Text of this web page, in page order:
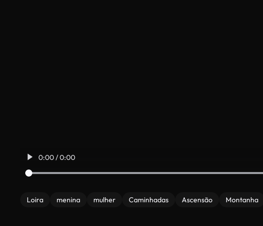
0:00 / 0:00
Loira menina mulher Caminhadas Ascensão Montanha